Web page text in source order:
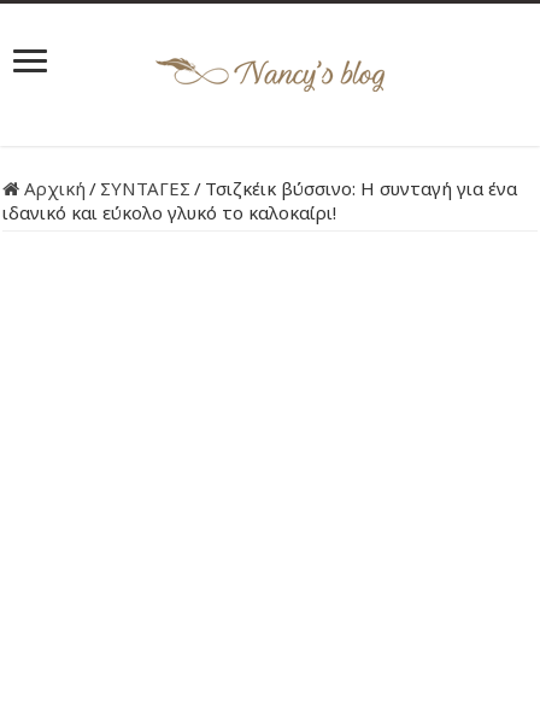
Αρχική / ΣΥΝΤΑΓΕΣ / Τσιζκέικ βύσσινο: Η συνταγή για ένα
ιδανικό και εύκολο γλυκό το καλοκαίρι!